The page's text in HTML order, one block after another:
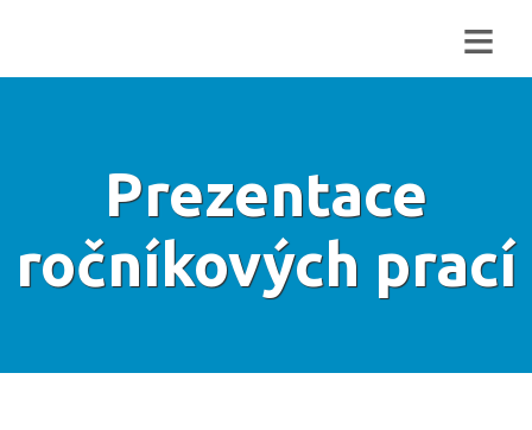
≡
Prezentace
ročníkových prací